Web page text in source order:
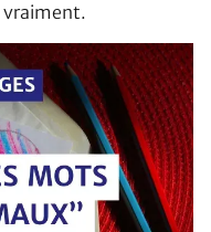
vraiment.